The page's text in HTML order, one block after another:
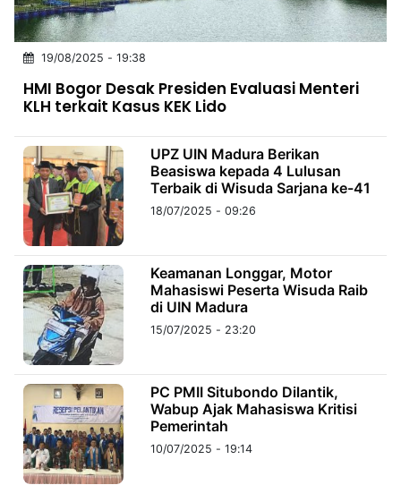
INDONESIA
Partner
NTB
Time
IDN
Jogja
Rakyat
News
Notice
Baru
Follow
Kabarbaru
Kabarbaru.co
2026
19/08/2025 - 19:38
HMI Bogor Desak Presiden Evaluasi Menteri
KLH terkait Kasus KEK Lido
UPZ UIN Madura Berikan
Beasiswa kepada 4 Lulusan
Terbaik di Wisuda Sarjana ke-41
18/07/2025 - 09:26
Keamanan Longgar, Motor
Mahasiswi Peserta Wisuda Raib
di UIN Madura
15/07/2025 - 23:20
PC PMII Situbondo Dilantik,
Wabup Ajak Mahasiswa Kritisi
Pemerintah
10/07/2025 - 19:14